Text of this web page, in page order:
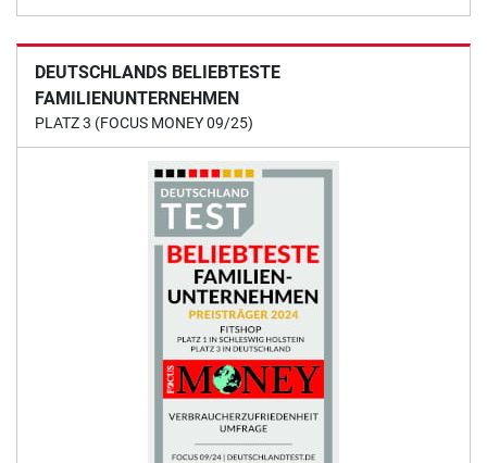
DEUTSCHLANDS BELIEBTESTE
FAMILIENUNTERNEHMEN
PLATZ 3 (FOCUS MONEY 09/25)